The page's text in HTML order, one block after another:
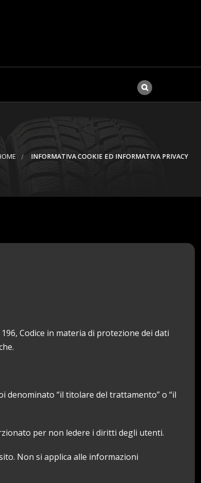
INFORMATIVA COOKIE ED INFORMATIVA PRIVACY
Codice in materia di protezione dei dati
denominato “il titolare del trattamento” o “il
per non ledere i diritti degli utenti.
Non si applica alle informazioni